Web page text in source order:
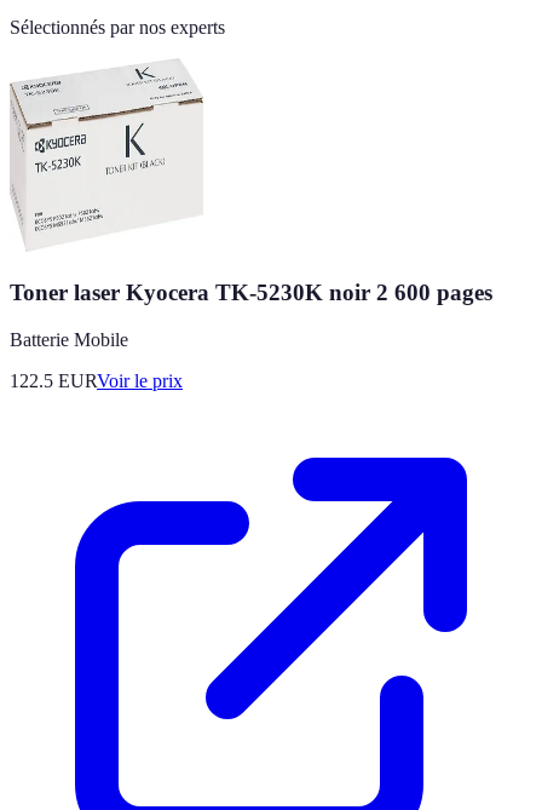
Sélectionnés par nos experts
Toner laser Kyocera TK-5230K noir 2 600 pages
Batterie Mobile
122.5 EURVoir le prix